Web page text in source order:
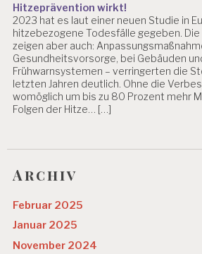
Hitzeprävention wirkt!
2023 hat es laut einer neuen Studie in
hitzebezogene Todesfälle gegeben. Die
zeigen aber auch:
Gesundheitsvorsorge, bei Gebäuden
Frühwarnsystemen – verringerten die
letzten Jahren deutlich. Ohne die
womöglich um bis zu 80 Prozent mehr
Folgen der Hitze… […]
Archiv
Februar 2025
Januar 2025
November 2024